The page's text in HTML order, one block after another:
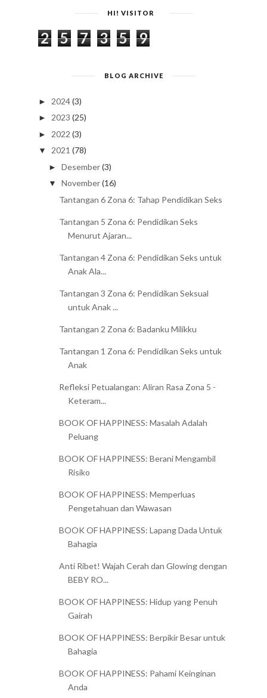
HI! VISITOR
2 5 7 3 5 9
BLOG ARCHIVE
► 2024(3)
► 2023 (25)
► 2022 (3)
▼ 2021 (78)
► Desember(3)
▼ November(16)
Tantangan 6 Zona 6: Tahap Pendidikan Seks
Tantangan 5 Zona 6: Pendidikan Seks
Menurut Ajaran...
Tantangan 4 Zona 6: Pendidikan Seks untuk
Anak Ala...
Tantangan 3 Zona 6: Pendidikan Seksual
untuk Anak ...
Tantangan 2 Zona 6: Badanku Milikku
Tantangan 1 Zona 6: Pendidikan Seks untuk
Anak
Refleksi Petualangan: Aliran Rasa Zona 5 -
Keteram...
BOOK OF HAPPINESS: Masalah Adalah
Peluang
BOOK OF HAPPINESS: Berani Mengambil
Risiko
BOOK OF HAPPINESS: Memperluas
Pengetahuan dan Wawasan
BOOK OF HAPPINESS: Lapang Dada Untuk
Bahagia
Anti Ribet! Wajah Cerah dan Glowing dengan
BEBY RO...
BOOK OF HAPPINESS: Hidup yang Penuh
Gairah
BOOK OF HAPPINESS: Berpikir Besar untuk
Bahagia
BOOK OF HAPPINESS: Pahami Keinginan
Anda